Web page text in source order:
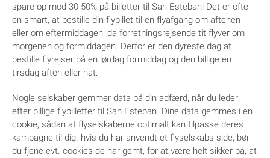
spare op mod 30-50% på billetter til San Esteban! Det er ofte
en smart, at bestille din flybillet til en flyafgang om aftenen
eller om eftermiddagen, da forretningsrejsende tit flyver om
morgenen og formiddagen. Derfor er den dyreste dag at
bestille flyrejser på en lørdag formiddag og den billige en
tirsdag aften eller nat.
Nogle selskaber gemmer data på din adfærd, når du leder
efter billige flybilletter til San Esteban. Dine data gemmes i en
cookie, sådan at flyselskaberne optimalt kan tilpasse deres
kampagne til dig. hvis du har anvendt et flyselskabs side, bør
du fjene evt. cookies de har gemt, for at være helt sikker på, at